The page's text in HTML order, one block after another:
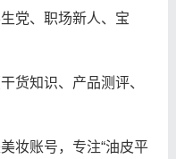
生党、职场新人、宝
干货知识、产品测评、
美妆账号，专注“油皮平